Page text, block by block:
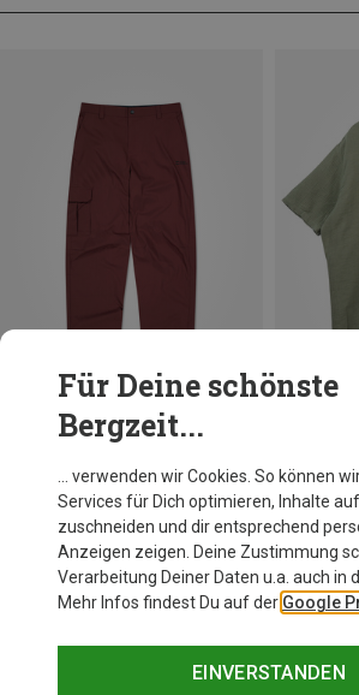
Du sparst bis 22%
Für Deine schönste
Bergzeit...
… verwenden wir Cookies. So können
Services für Dich optimieren, Inhalte
zuschneiden und dir entsprechend
Anzeigen zeigen. Deine Zustimmung
Verarbeitung Deiner Daten u.a. auch in
Mehr Infos findest Du auf der Google
EINVERSTANDEN